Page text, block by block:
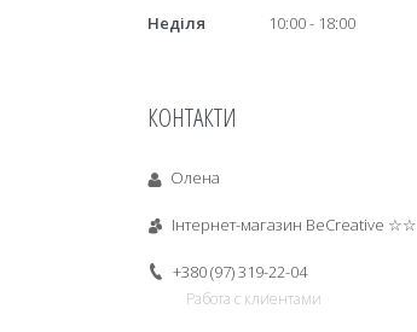
Неділя
10:00 18:00
КОНТАКТИ
Олена
Інтернет-магазин BeCreative ☆☆
+380 (97) 319-22-04
Работа с клиентами